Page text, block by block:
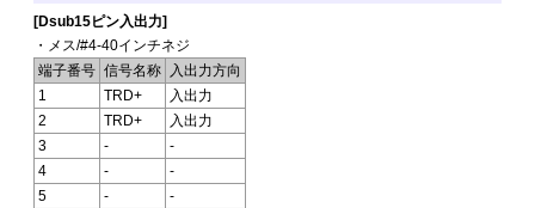
[Dsub15ピン入出力]
・メス/#4-40インチネジ
端子番号 信号名称
入出力方向
1
TRD+
入出力
2
TRD+
入出力
3
-
-
4
-
-
5
-
-